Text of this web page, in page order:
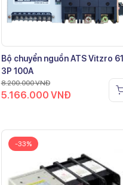
Bộ chuyển nguồn ATS Vitzro
3P 100A
8.200.000VNĐ
5.166.000 VNĐ
-33%